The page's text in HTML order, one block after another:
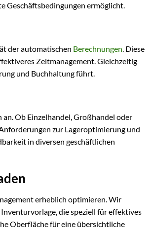
Geschäftsbedingungen ermöglicht.
der automatischen Berechnungen. Diese
Zeitmanagement. Gleichzeitig
und Buchhaltung führt.
Ob Einzelhandel, Großhandel oder
zur Lageroptimierung und
in diversen geschäftlichen
erheblich optimieren. Wir
die speziell für effektives
Oberfläche für eine übersichtliche